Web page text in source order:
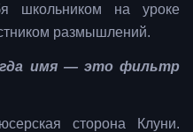
школьником на уроке
размышлений.
имя — это фильтр
сторона Клуни.